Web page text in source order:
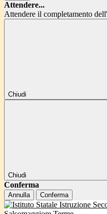
Attendere...
Attendere il completamento
Chiudi
Chiudi
Conferma
Annulla Conferma